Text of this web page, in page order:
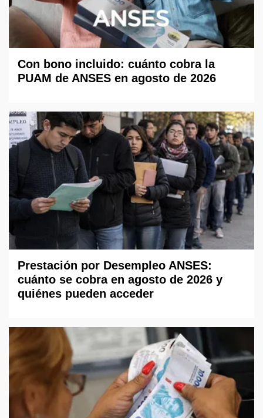
Con bono incluido: cuánto cobra la
PUAM de ANSES en agosto de 2026
Prestación por Desempleo ANSES:
cuánto se cobra en agosto de 2026 y
quiénes pueden acceder